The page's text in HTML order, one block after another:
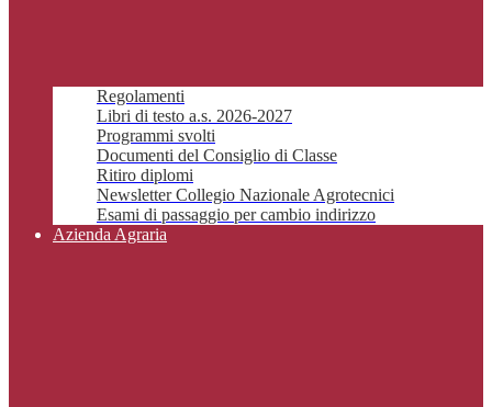
Regolamenti
Libri di testo a.s. 2026-2027
Programmi svolti
Documenti del Consiglio di Classe
Ritiro diplomi
Newsletter Collegio Nazionale Agrotecnici
Esami di passaggio per cambio indirizzo
Azienda Agraria